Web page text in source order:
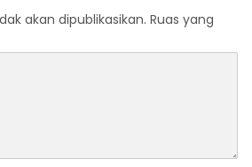
akan dipublikasikan. Ruas yang